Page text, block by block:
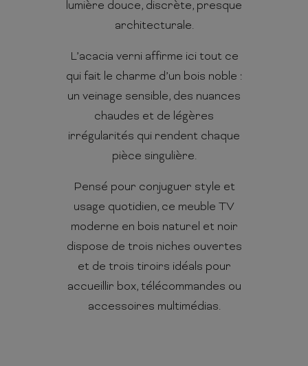
lumière douce, discrète, presque
architecturale.
L’acacia verni affirme ici tout ce
qui fait le charme d’un bois noble :
un veinage sensible, des nuances
chaudes et de légères
irrégularités qui rendent chaque
pièce singulière.
Pensé pour conjuguer style et
usage quotidien, ce meuble TV
moderne en bois naturel et noir
dispose de trois niches ouvertes
et de trois tiroirs idéals pour
accueillir box, télécommandes ou
accessoires multimédias.